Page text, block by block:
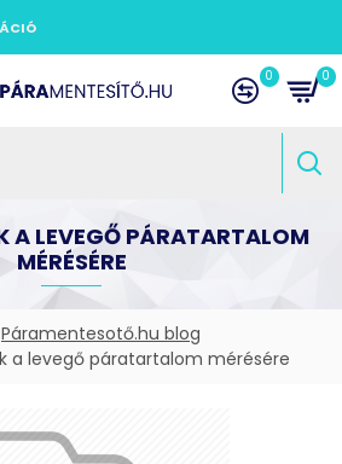
0 0
Páramentesotő.hu blog
a levegő páratartalom mérésére
A LEVEGŐ PÁRATARTALOM
MÉRÉSÉRE